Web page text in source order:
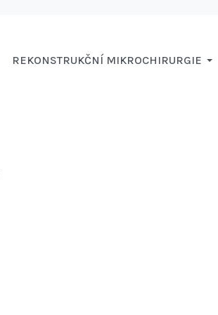
REKONSTRUKČNÍ MIKROCHIRURGIE